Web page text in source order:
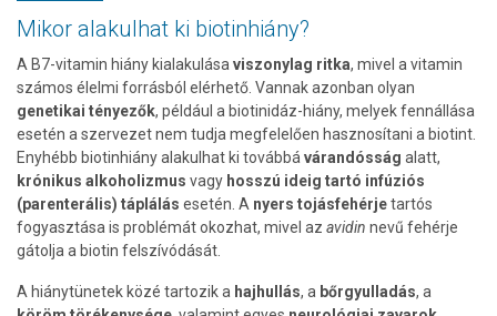
Mikor alakulhat ki biotinhiány?
A B7-vitamin hiány kialakulása viszonylag ritka, mivel a vitamin
számos élelmi forrásból elérhető. Vannak azonban olyan
genetikai tényezők, például a biotinidáz-hiány, melyek fennállása
esetén a szervezet nem tudja megfelelően hasznosítani a biotint.
Enyhébb biotinhiány alakulhat ki továbbá várandósság alatt,
krónikus alkoholizmus vagy hosszú ideig tartó infúziós
(parenterális) táplálás esetén. A nyers tojásfehérjetartós
fogyasztása is problémát okozhat, mivel az avidin nevű fehérje
gátolja a biotin felszívódását.
A hiánytünetek közé tartozik a hajhullás, a bőrgyulladás, a